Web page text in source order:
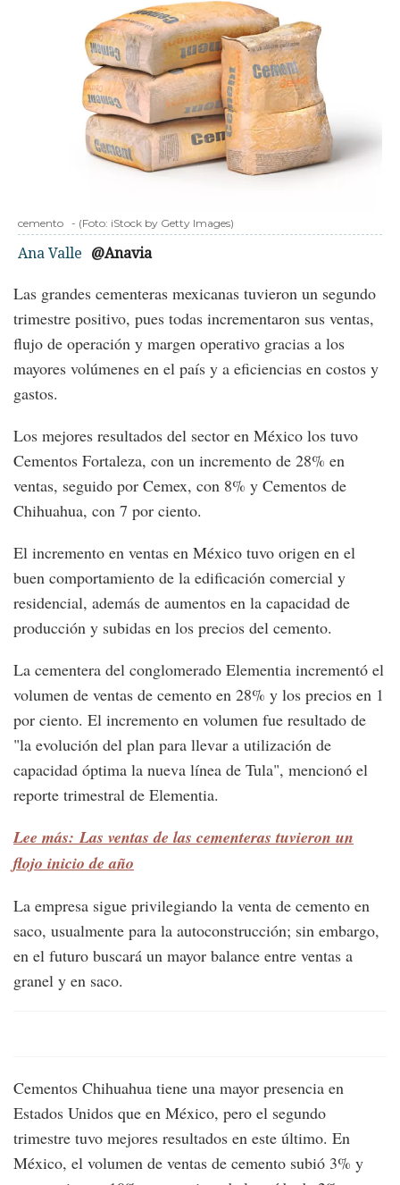
cemento - (Foto: iStock by Getty Images)
Ana Valle @Anavia
Las grandes cementeras mexicanas tuvieron un segundo
trimestre positivo, pues todas incrementaron sus ventas,
flujo de operación y margen operativo gracias a los
mayores volúmenes en el país y a eficiencias en costos y
gastos.
Los mejores resultados del sector en México los tuvo
Cementos Fortaleza, con un incremento de 28% en
ventas, seguido por Cemex, con 8% y Cementos de
Chihuahua, con 7 por ciento.
El incremento en ventas en México tuvo origen en el
buen comportamiento de la edificación comercial y
residencial, además de aumentos en la capacidad de
producción y subidas en los precios del cemento.
La cementera del conglomerado Elementia incrementó el
volumen de ventas de cemento en 28% y los precios en 1
por ciento. El incremento en volumen fue resultado de
"la evolución del plan para llevar a utilización de
capacidad óptima la nueva línea de Tula", mencionó el
reporte trimestral de Elementia.
Lee más: Las ventas de las cementeras tuvieron un
flojo inicio de año
La empresa sigue privilegiando la venta de cemento en
saco, usualmente para la autoconstrucción; sin embargo,
en el futuro buscará un mayor balance entre ventas a
granel y en saco.
Cementos Chihuahua tiene una mayor presencia en
Estados Unidos que en México, pero el segundo
trimestre tuvo mejores resultados en este último. En
México, el volumen de ventas de cemento subió 3% y